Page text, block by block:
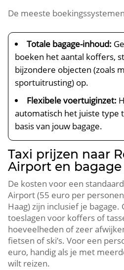
De meeste
Totale bagage-inhoud:
boeken het aantal koffers,
bijzondere objecten (zoals
sportuitrusting) op.
Flexibele voertuiginzet:
automatisch het juiste type
basis van jouw bagage.
Taxi prijzen naar
Airport en
De kosten voor een
Airport (55 euro per
Haag) zijn inclusief je
toeslagen voor koffers of
hoeveelheden of zeer
fietsen of ski’s. Voor een
euro, handig als je met
wilt reizen.